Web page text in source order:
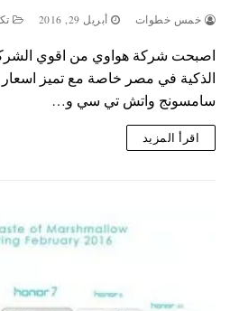
خمس خطوات أبريل 29, 2016
اصبحت شركة هواوي من اقوي
الذكية في مصر خاصة مع تميز اسعار
سامسونج واتش تي سي و…
اقرأ المزيد